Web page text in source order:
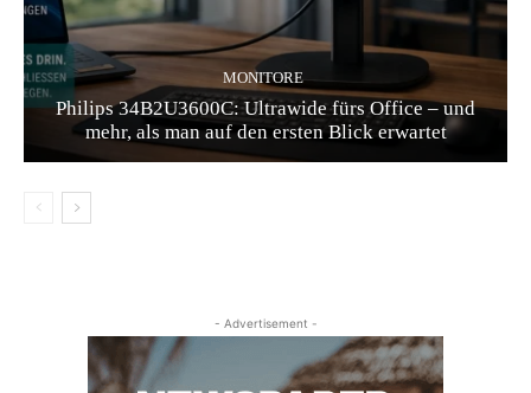
MONITORE
Philips 34B2U3600C: Ultrawide fürs Office – und
mehr, als man auf den ersten Blick erwartet
- Advertisement -